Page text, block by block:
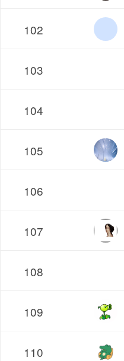
102
103
104
105
106
107
108
109
110